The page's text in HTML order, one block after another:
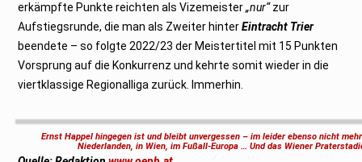
erkämpfte Punkte reichten als Vizemeister„nur“zur
Aufstiegsrunde, die man als Zweiter hinterEintracht Trier
beendete – so folgte 2022/23 der Meistertitel mit 15 Punkten
Vorsprung auf die Konkurrenz und kehrte somit wieder in die
viertklassige Regionalliga zurück. Immerhin.
Ernst Happel hingegen ist und bleibt unvergessen – im leider ebenso nicht
Niederlanden, in Wien, im Fußall-Europa … Und das Wiener